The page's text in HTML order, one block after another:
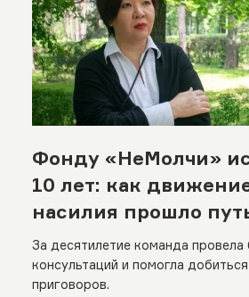
Фонду «НеМолчи»
10 лет: как
насилия прошло
истории до
сети
За десятилетие команда провела
консультаций и помогла
приговоров.